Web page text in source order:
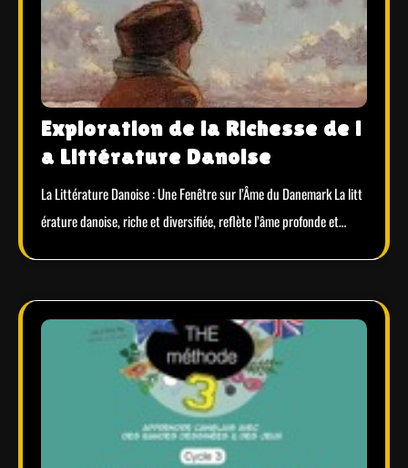
Exploration de la Richesse de l
a Littérature Danoise
La Littérature Danoise : Une Fenêtre sur l’Âme du Danemark La litt
érature danoise, riche et diversifiée, reflète l’âme profonde et…